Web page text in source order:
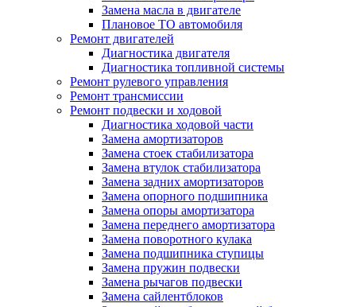
Замена масла в двигателе
Плановое ТО автомобиля
Ремонт двигателей
Диагностика двигателя
Диагностика топливной системы
Ремонт рулевого управления
Ремонт трансмиссии
Ремонт подвески и ходовой
Диагностика ходовой части
Замена амортизаторов
Замена стоек стабилизатора
Замена втулок стабилизатора
Замена задних амортизаторов
Замена опорного подшипника
Замена опоры амортизатора
Замена переднего амортизатора
Замена поворотного кулака
Замена подшипника ступицы
Замена пружин подвески
Замена рычагов подвески
Замена сайлентблоков